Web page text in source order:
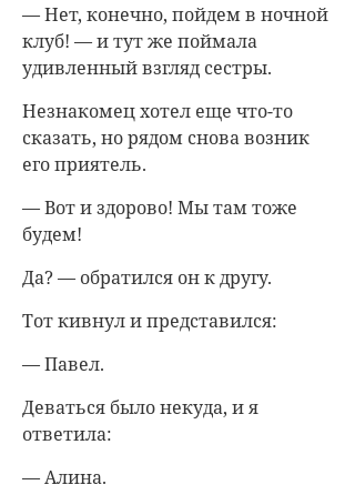
— Нет, конечно, пойдем в ночной
клуб! — и тут же поймала
удивленный взгляд сестры.
Незнакомец хотел еще что-то
сказать, но рядом снова возник
его приятель.
— Вот и здорово! Мы там тоже
будем!
Да? — обратился он к другу.
Тот кивнул и представился:
— Павел.
Деваться было некуда, и я
ответила:
— Алина.